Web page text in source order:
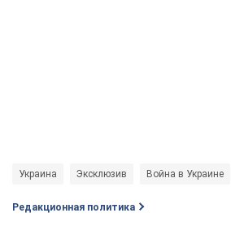
Украина Эксклюзив Война в Украине
Редакционная политика